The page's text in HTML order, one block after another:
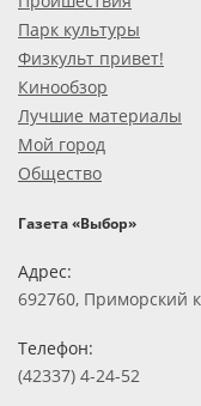
Парк культуры
Физкульт привет!
Кинообзор
Лучшие материалы
Мой город
Общество
Газета «Выбор»
Адрес:
692760, Приморский
Телефон:
(42337) 4-24-52